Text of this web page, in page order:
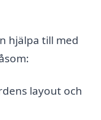
hjälpa till med
layout och